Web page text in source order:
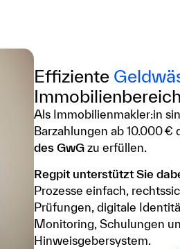
Effiziente
Als Immobilienmakler:in
Barzahlungen ab 10.000 €
des GwG zu erfüllen.
Regpit unterstützt Sie
Prozesse einfach,
Prüfungen, digitale
Monitoring, Schulungen
Hinweisgebersystem.